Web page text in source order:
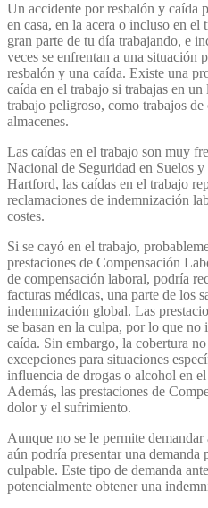
Un accidente por resbalón y caída
en casa, en la acera o incluso en el
gran parte de tu día trabajando, e
veces se enfrentan a una situación
resbalón y una caída. Existe una
caída en el trabajo si trabajas en
trabajo peligroso, como trabajos
almacenes.
Las caídas en el trabajo son muy
Nacional de Seguridad en Suelos
Hartford, las caídas en el trabajo
reclamaciones de indemnización
costes.
Si se cayó en el trabajo,
prestaciones de Compensación
de compensación laboral, podría
facturas médicas, una parte de los
indemnización global. Las
se basan en la culpa, por lo que
caída. Sin embargo, la cobertura
excepciones para situaciones
influencia de drogas o alcohol en
Además, las prestaciones de
dolor y el sufrimiento.
Aunque no se le permite
aún podría presentar una
culpable. Este tipo de demanda
potencialmente obtener una